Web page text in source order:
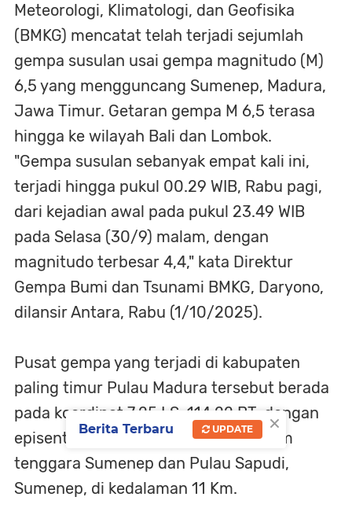
Meteorologi, Klimatologi, dan Geofisika
(BMKG) mencatat telah terjadi sejumlah
gempa susulan usai gempa magnitudo (M)
6,5 yang mengguncang Sumenep, Madura,
Jawa Timur. Getaran gempa M 6,5 terasa
hingga ke wilayah Bali dan Lombok.
"Gempa susulan sebanyak empat kali ini,
terjadi hingga pukul 00.29 WIB, Rabu pagi,
dari kejadian awal pada pukul 23.49 WIB
pada Selasa (30/9) malam, dengan
magnitudo terbesar 4,4," kata Direktur
Gempa Bumi dan Tsunami BMKG, Daryono,
dilansir Antara, Rabu (1/10/2025).
Pusat gempa yang terjadi di kabupaten
paling timur Pulau Madura tersebut berada
pada koordinat 7,25 LS, 114,22 BT, dengan
episenter gempa berada di laut 50 Km
tenggara Sumenep dan Pulau Sapudi,
Sumenep, di kedalaman 11 Km.
×
Berita Terbaru UPDATE